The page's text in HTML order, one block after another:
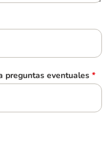
preguntas eventuales *